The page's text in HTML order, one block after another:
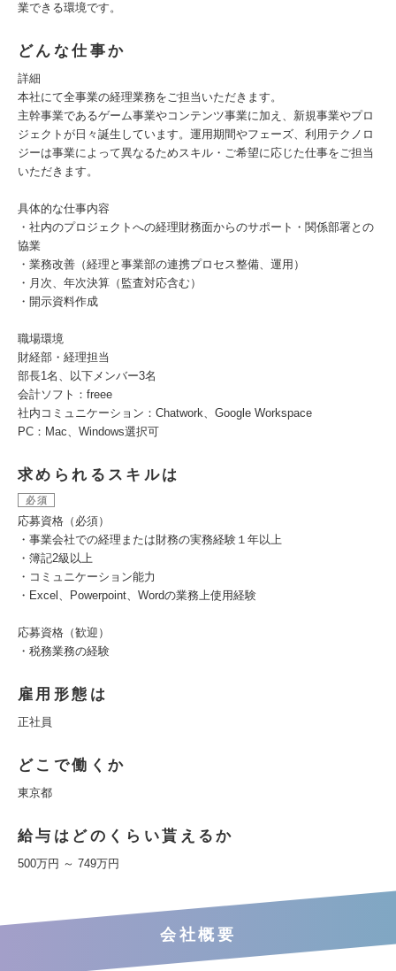
業できる環境です。
どんな仕事か
詳細
本社にて全事業の経理業務をご担当いただきます。
主幹事業であるゲーム事業やコンテンツ事業に加え、新規事業やプロ
ジェクトが日々誕生しています。運用期間やフェーズ、利用テクノロ
ジーは事業によって異なるためスキル・ご希望に応じた仕事をご担当
いただきます。
具体的な仕事内容
・社内のプロジェクトへの経理財務面からのサポート・関係部署との
協業
・業務改善（経理と事業部の連携プロセス整備、運用）
・月次、年次決算（監査対応含む）
・開示資料作成
職場環境
財経部・経理担当
部長1名、以下メンバー3名
会計ソフト：freee
社内コミュニケーション：Chatwork、Google Workspace
PC：Mac、Windows選択可
求められるスキルは
必須
応募資格（必須）
・事業会社での経理または財務の実務経験１年以上
・簿記2級以上
・コミュニケーション能力
・Excel、Powerpoint、Wordの業務上使用経験
応募資格（歓迎）
・税務業務の経験
雇用形態は
正社員
どこで働くか
東京都
給与はどのくらい貰えるか
500万円 ～ 749万円
会社概要